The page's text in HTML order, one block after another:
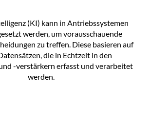
(KI) kann in Antriebssystemen
werden, um vorausschauende
zu treffen. Diese basieren auf
die in Echtzeit in den
-verstärkern erfasst und verarbeitet
werden.